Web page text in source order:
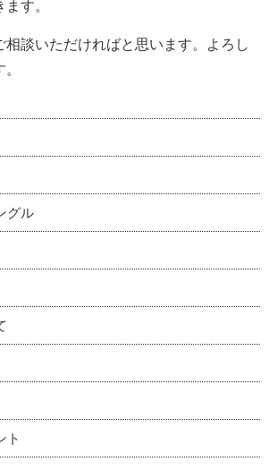
す。
相談いただければと思います。よろし
グル
ト